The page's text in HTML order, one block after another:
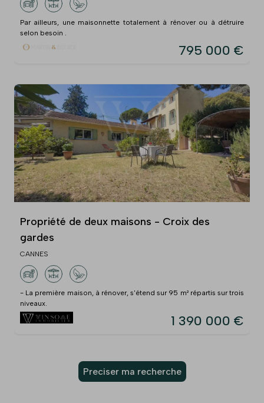
Par ailleurs, une maisonnette totalement à rénover ou à détruire
selon besoin .
795 000 €
Propriété de deux maisons - Croix des
gardes
CANNES
- La première maison, à rénover, s'étend sur 95 m² répartis sur trois
niveaux.
1 390 000 €
Preciser ma recherche